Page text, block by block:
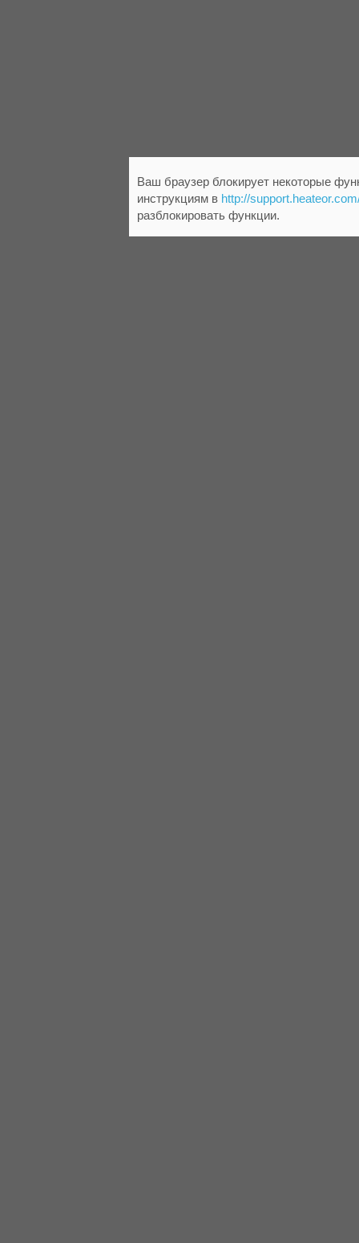
Ваш браузер блокирует некоторые
инструкциям в http://
разблокировать функции.